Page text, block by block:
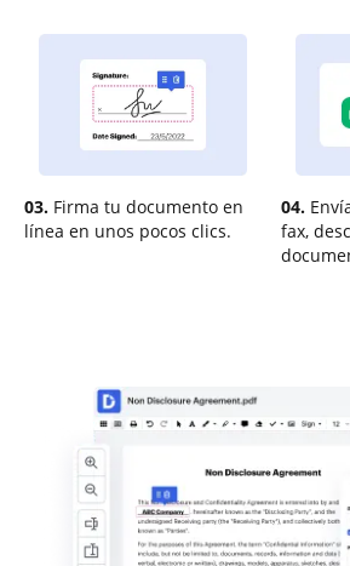
03. Firma tu documento en
línea en unos pocos clics.
04.
fax,